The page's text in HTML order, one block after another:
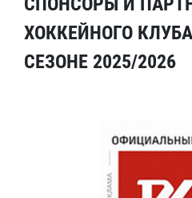
ХОККЕЙНОГО
СЕЗОНЕ 2025/2026